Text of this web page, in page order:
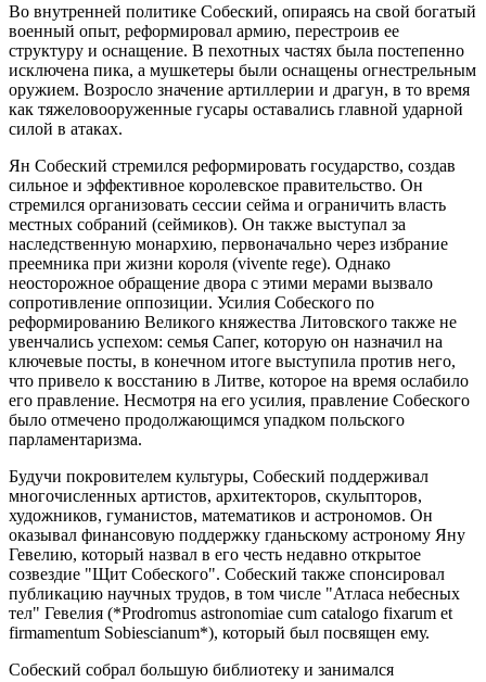
Во внутренней политике Собеский, опираясь на свой богатый
военный опыт, реформировал армию, перестроив ее
структуру и оснащение. В пехотных частях была постепенно
исключена пика, а мушкетеры были оснащены огнестрельным
оружием. Возросло значение артиллерии и драгун, в то время
как тяжеловооруженные гусары оставались главной ударной
силой в атаках.
Ян Собеский стремился реформировать государство, создав
сильное и эффективное королевское правительство. Он
стремился организовать сессии сейма и ограничить власть
местных собраний (сеймиков). Он также выступал за
наследственную монархию, первоначально через избрание
преемника при жизни короля (vivente rege). Однако
неосторожное обращение двора с этими мерами вызвало
сопротивление оппозиции. Усилия Собеского по
реформированию Великого княжества Литовского также не
увенчались успехом: семья Сапег, которую он назначил на
ключевые посты, в конечном итоге выступила против него,
что привело к восстанию в Литве, которое на время ослабило
его правление. Несмотря на его усилия, правление Собеского
было отмечено продолжающимся упадком польского
парламентаризма.
Будучи покровителем культуры, Собеский поддерживал
многочисленных артистов, архитекторов, скульпторов,
художников, гуманистов, математиков и астрономов. Он
оказывал финансовую поддержку гданьскому астроному Яну
Гевелию, который назвал в его честь недавно открытое
созвездие "Щит Собеского". Собеский также спонсировал
публикацию научных трудов, в том числе "Атласа небесных
тел" Гевелия (*Prodromus astronomiae cum catalogo fixarum et
firmamentum Sobiescianum*), который был посвящен ему.
Собеский собрал большую библиотеку и занимался